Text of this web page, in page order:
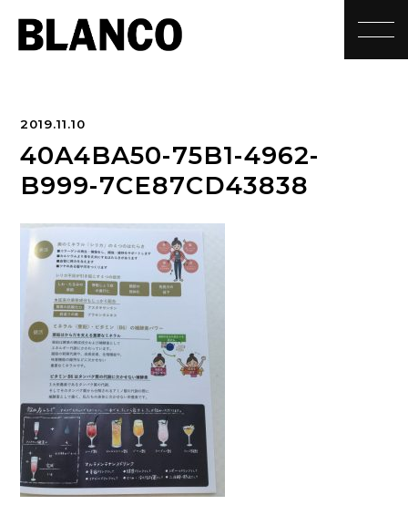
2019.11.10
40A4BA50-75B1-4962-
B999-7CE87CD43838